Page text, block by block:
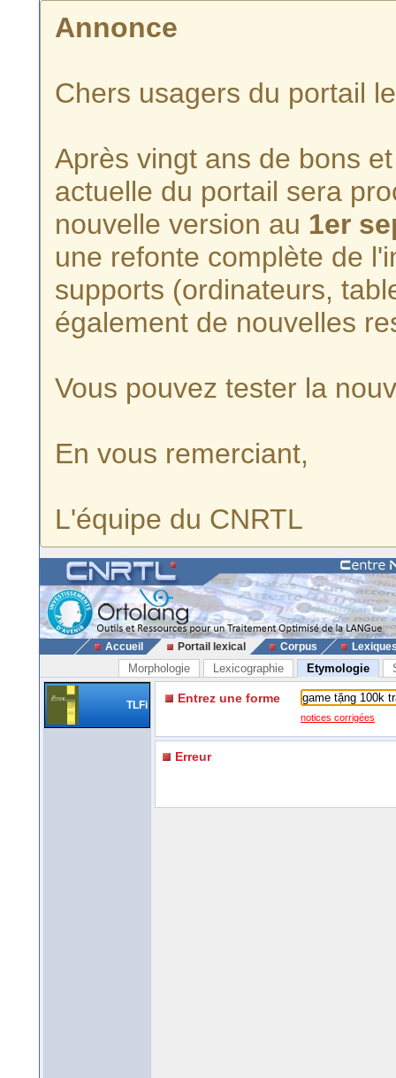
Annonce
Chers usagers du portail
Après vingt ans de bons
actuelle du portail sera
nouvelle version au 1er
une refonte complète de
supports (ordinateurs,
également de nouvelles
Vous pouvez tester la
En vous remerciant,
L'équipe du CNRTL
Accueil Portail lexical Corpus
Morphologie Lexicographie Etymologie
TLFi Entrez une forme
notices corrigées
Erreur